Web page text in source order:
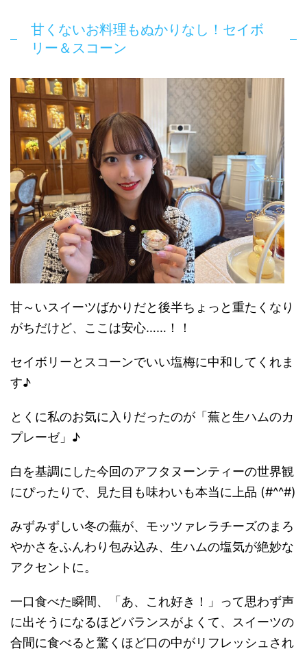
甘くないお料理もぬかりなし！セイボ
リー＆スコーン
甘～いスイーツばかりだと後半ちょっと重たくなり
がちだけど、ここは安心……！！
セイボリーとスコーンでいい塩梅に中和してくれま
す♪
とくに私のお気に入りだったのが「蕪と生ハムのカ
プレーゼ」♪
白を基調にした今回のアフタヌーンティーの世界観
にぴったりで、見た目も味わいも本当に上品 (#^^#)
みずみずしい冬の蕪が、モッツァレラチーズのまろ
やかさをふんわり包み込み、生ハムの塩気が絶妙な
アクセントに。
一口食べた瞬間、「あ、これ好き！」って思わず声
に出そうになるほどバランスがよくて、スイーツの
合間に食べると驚くほど口の中がリフレッシュされ